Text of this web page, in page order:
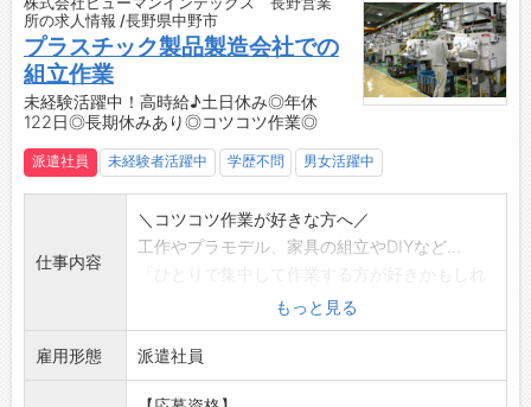
・現在、支配人の90％以上が女性です
・子どもの行事や家庭の都合に合わせた勤務調
・周囲と協力しながら、仕事と家庭を両立しや
すい環境です
【活躍している支配人の前職例】
業界未経験から、多くの方が支配人として活躍
・店⾧、リーダー職（小売業界、アパレル、飲
食、携帯ショップ、家電量販店など）
護施設の所⾧）
・教室運営（学習塾、ピアノ、クッキングスタ
所の求人情報 /長野県中野市
プラスチック製品製造会社での
組立作業
未経験活躍中！高時給♪土日休み◎年休
122日◎長期休みあり◎コツコツ作業◎
派遣社員 未経験者活躍中 学歴不問 男女活躍中
仕事内容
＼コツコツ作業が好きな方へ／
工作やプラモデル、家具の組立やDIYなど…
そんな風に感じたことがある方は、当社の作業
にきっと面白さを感じていただけます！
まずは職場の雰囲気に慣れるところからスター
もっと見る
雇用形態 派遣社員